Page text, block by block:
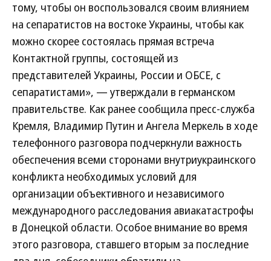
тому, чтобы он воспользовался своим влиянием
на сепаратистов на востоке Украины, чтобы как
можно скорее состоялась прямая встреча
Контактной группы, состоящей из
представителей Украины, России и ОБСЕ, с
сепаратистами», — утверждали в германском
правительстве. Как ранее сообщила пресс-служба
Кремля, Владимир Путин и Ангела Меркель в ходе
телефонного разговора подчеркнули важность
обеспечения всеми сторонами внутриукраинского
конфликта необходимых условий для
организации объективного и независимого
международного расследования авиакатастрофы
в Донецкой области. Особое внимание во время
этого разговора, ставшего вторым за последние